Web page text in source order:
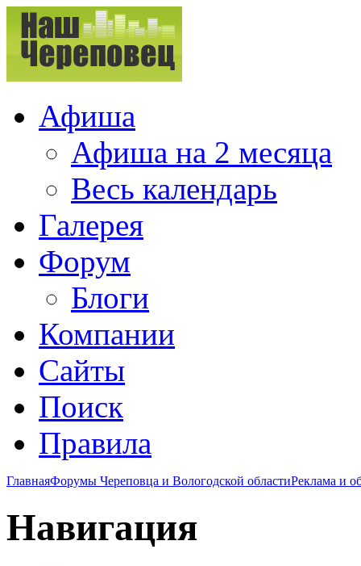
Афиша
Афиша на 2 месяца
Весь календарь
Галерея
Форум
Блоги
Компании
Сайты
Поиск
Правила
ГлавнаяФорумы Череповца и Вологодской областиРеклама и
Навигация